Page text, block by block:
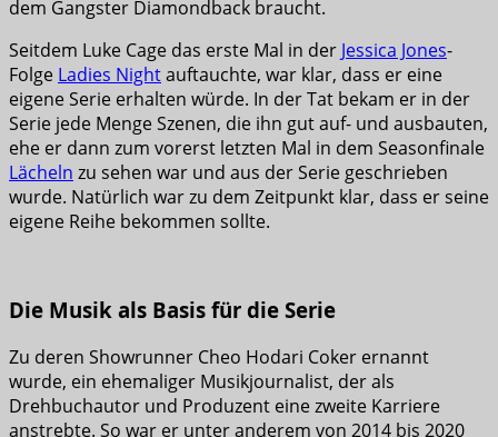
dem Gangster Diamondback braucht.
Seitdem Luke Cage das erste Mal in der Jessica Jones-
Folge Ladies Nightauftauchte, war klar, dass er eine
eigene Serie erhalten würde. In der Tat bekam er in der
Serie jede Menge Szenen, die ihn gut auf- und ausbauten,
ehe er dann zum vorerst letzten Mal in dem Seasonfinale
Lächeln zu sehen war und aus der Serie geschrieben
wurde. Natürlich war zu dem Zeitpunkt klar, dass er seine
eigene Reihe bekommen sollte.
Die Musik als Basis für die Serie
Zu deren Showrunner Cheo Hodari Coker ernannt
wurde, ein ehemaliger Musikjournalist, der als
Drehbuchautor und Produzent eine zweite Karriere
anstrebte. So war er unter anderem von 2014 bis 2020